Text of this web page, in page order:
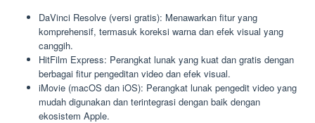
DaVinci Resolve (versi gratis): Menawarkan fitur yang
komprehensif, termasuk koreksi warna dan efek visual yang
canggih.
HitFilm Express: Perangkat lunak yang kuat dan gratis dengan
berbagai fitur pengeditan video dan efek visual.
iMovie (macOS dan iOS): Perangkat lunak pengedit video yang
mudah digunakan dan terintegrasi dengan baik dengan
ekosistem Apple.